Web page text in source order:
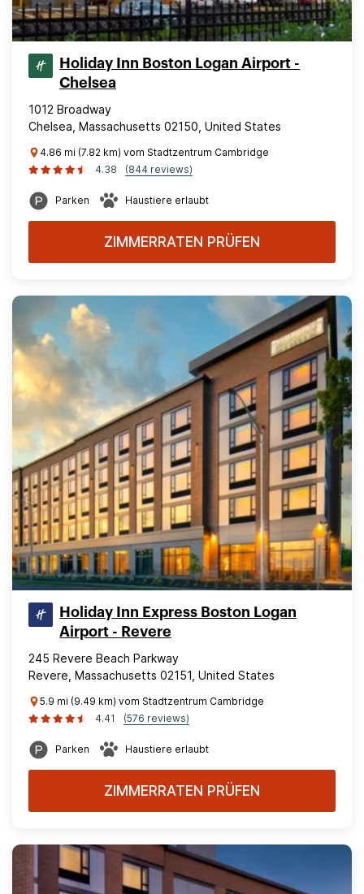
Holiday Inn Boston Logan Airport -
Chelsea
1012 Broadway
Chelsea, Massachusetts 02150, United States
4.86 mi (7.82 km) vom Stadtzentrum Cambridge
4.38
(844 reviews)
Parken Haustiere erlaubt
ZIMMERRATEN PRÜFEN
Holiday Inn Express Boston Logan
Airport - Revere
245 Revere Beach Parkway
Revere, Massachusetts 02151, United States
5.9 mi (9.49 km) vom Stadtzentrum Cambridge
4.41
(576 reviews)
Parken Haustiere erlaubt
ZIMMERRATEN PRÜFEN